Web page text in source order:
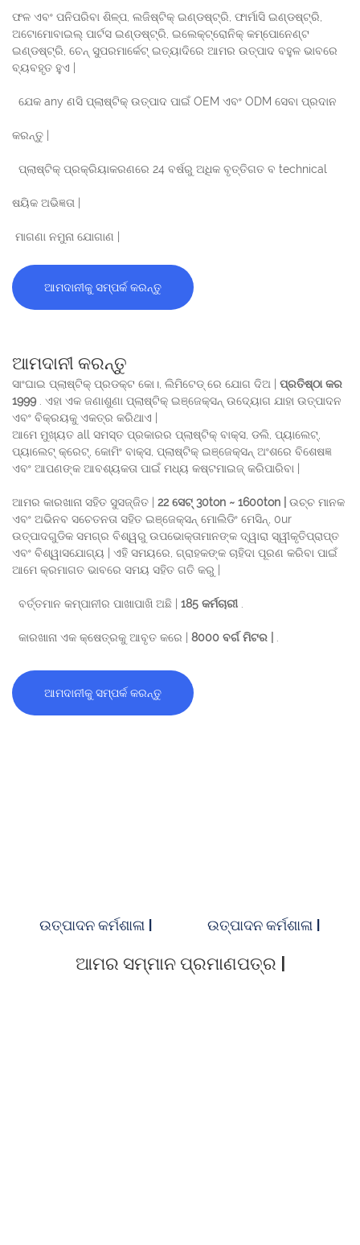
ଫଳ ଏବଂ ପନିପରିବା ଶିଳ୍ପ, ଲଜିଷ୍ଟିକ୍ ଇଣ୍ଡଷ୍ଟ୍ରି, ଫାର୍ମାସି ଇଣ୍ଡଷ୍ଟ୍ରି,
ଅଟୋମୋବାଇଲ୍ ପାର୍ଟସ ଇଣ୍ଡଷ୍ଟ୍ରି, ଇଲେକ୍ଟ୍ରୋନିକ୍ କମ୍ପୋନେଣ୍ଟ
ଇଣ୍ଡଷ୍ଟ୍ରି, ଚେନ୍ ସୁପରମାର୍କେଟ୍ ଇତ୍ୟାଦିରେ ଆମର ଉତ୍ପାଦ ବହୁଳ ଭାବରେ
ବ୍ୟବହୃତ ହୁଏ |
ଯେକ any ଣସି ପ୍ଲାଷ୍ଟିକ୍ ଉତ୍ପାଦ ପାଇଁ OEM ଏବଂ ODM ସେବା ପ୍ରଦାନ
କରନ୍ତୁ |
ପ୍ଲାଷ୍ଟିକ୍ ପ୍ରକ୍ରିୟାକରଣରେ 24 ବର୍ଷରୁ ଅଧିକ ବୃତ୍ତିଗତ ବ technical
ଷୟିକ ଅଭିଜ୍ଞତା |
ମାଗଣା ନମୁନା ଯୋଗାଣ |
ଆମଦାନୀକୁ ସମ୍ପର୍କ କରନ୍ତୁ
ଆମଦାନୀ କରନ୍ତୁ
ସାଂଘାଇ ପ୍ଲାଷ୍ଟିକ୍ ପ୍ରଡକ୍ଟ କୋ।, ଲିମିଟେଡ୍ ରେ ଯୋଗ ଦିଅ | ପ୍ରତିଷ୍ଠା କର
1999
. ଏହା ଏକ ଜଣାଶୁଣା ପ୍ଲାଷ୍ଟିକ୍ ଇଞ୍ଜେକ୍ସନ୍ ଉଦ୍ୟୋଗ ଯାହା ଉତ୍ପାଦନ
ଏବଂ ବିକ୍ରୟକୁ ଏକତ୍ର କରିଥାଏ |
ଆମେ ମୁଖ୍ୟତ all ସମସ୍ତ ପ୍ରକାରର ପ୍ଲାଷ୍ଟିକ୍ ବାକ୍ସ, ଡଲି, ପ୍ୟାଲେଟ୍,
ପ୍ୟାଲେଟ୍ କ୍ରେଟ୍, କୋମିଂ ବାକ୍ସ, ପ୍ଲାଷ୍ଟିକ୍ ଇଞ୍ଜେକ୍ସନ୍ ଅଂଶରେ ବିଶେଷଜ୍ଞ
ଏବଂ ଆପଣଙ୍କ ଆବଶ୍ୟକତା ପାଇଁ ମଧ୍ୟ କଷ୍ଟମାଇଜ୍ କରିପାରିବା |
ଆମର କାରଖାନା ସହିତ ସୁସଜ୍ଜିତ | 22 ସେଟ୍ 30ton ~ 1600ton | ଉଚ୍ଚ ମାନକ
ଏବଂ ଅଭିନବ ସଚେତନତା ସହିତ ଇଞ୍ଜେକ୍ସନ୍ ମୋଲିଡିଂ ମେସିନ୍, 0ur
ଉତ୍ପାଦଗୁଡିକ ସମଗ୍ର ବିଶ୍ୱରୁ ଉପଭୋକ୍ତାମାନଙ୍କ ଦ୍ୱାରା ସ୍ୱୀକୃତିପ୍ରାପ୍ତ
ଏବଂ ବିଶ୍ୱାସଯୋଗ୍ୟ | ଏହି ସମୟରେ, ଗ୍ରାହକଙ୍କ ଚାହିଦା ପୂରଣ କରିବା ପାଇଁ
ଆମେ କ୍ରମାଗତ ଭାବରେ ସମୟ ସହିତ ଗତି କରୁ |
ବର୍ତ୍ତମାନ କମ୍ପାନୀର ପାଖାପାଖି ଅଛି | 185 କର୍ମଚାରୀ
କାରଖାନା ଏକ କ୍ଷେତ୍ରକୁ ଆବୃତ କରେ | 8000 ବର୍ଗ ମିଟର |
ଆମଦାନୀକୁ ସମ୍ପର୍କ କରନ୍ତୁ
ଉତ୍ପାଦନ କର୍ମଶାଳା | ଉତ୍ପାଦନ କର୍ମଶାଳା |
ଆମର ସମ୍ମାନ ପ୍ରମାଣପତ୍ର |